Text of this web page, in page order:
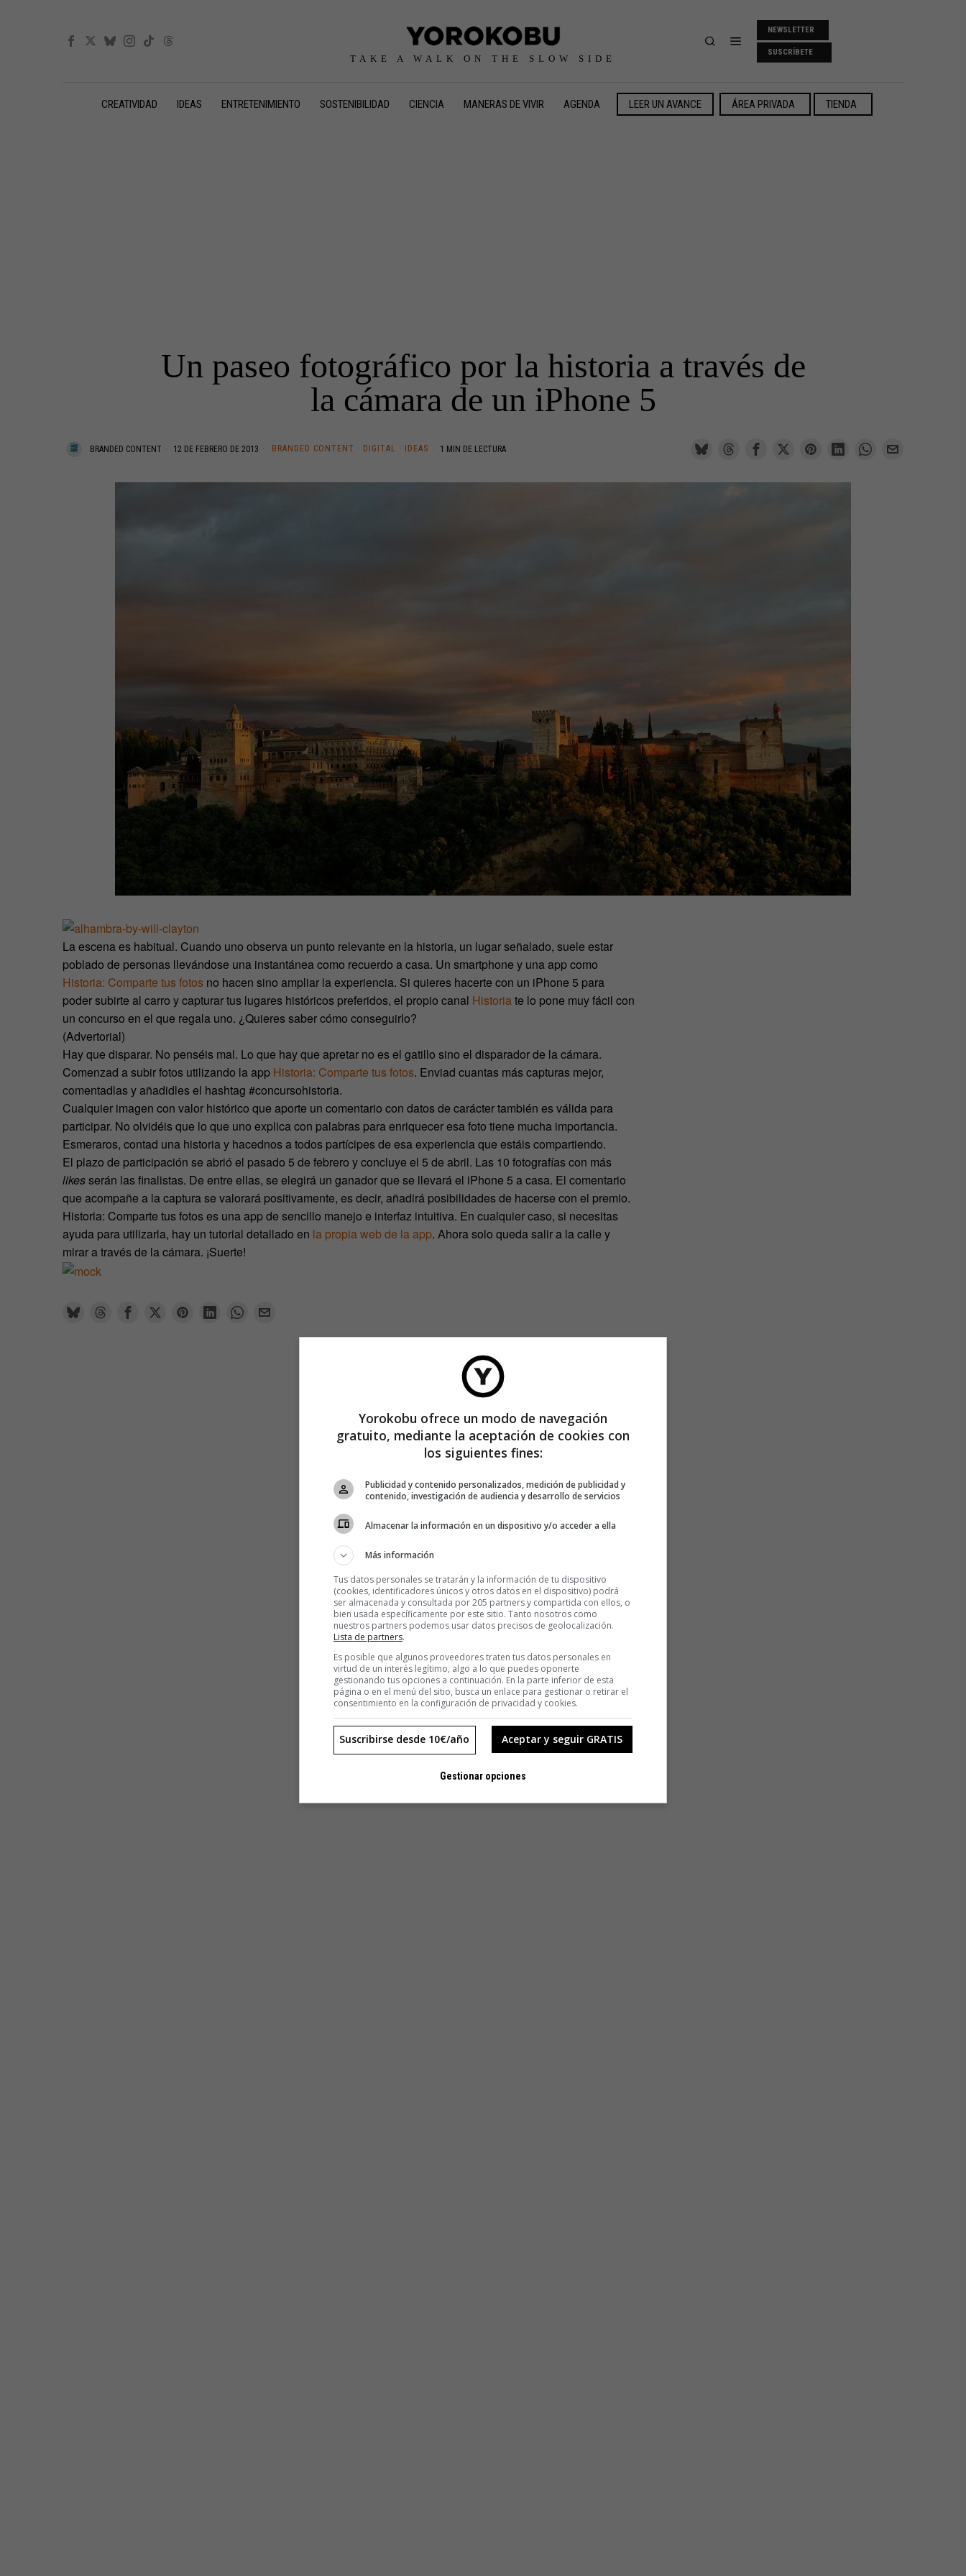
TAKE A WALK ON THE SLOW SIDE
NEWSLETTER
SUSCRÍBETE
CREATIVIDAD IDEAS ENTRETENIMIENTO SOSTENIBILIDAD CIENCIA MANERAS DE VIVIR AGENDA LEER UN AVANCE ÁREA PRIVADA TIENDA
Un paseo fotográfico por la historia a través de
la cámara de un iPhone 5
BRANDED CONTENT 12 DE FEBRERO DE 2013 BRANDED CONTENT · DIGITAL · IDEAS 1 MIN DE LECTURA
La escena es habitual. Cuando uno observa un punto relevante en la historia, un lugar señalado, suele estar
poblado de personas llevándose una instantánea como recuerdo a casa. Un smartphone y una app como
Historia: Comparte tus fotos no hacen sino ampliar la experiencia. Si quieres hacerte con un iPhone 5 para
poder subirte al carro y capturar tus lugares históricos preferidos, el propio canal Historiate lo pone muy fácil con
un concurso en el que regala uno. ¿Quieres saber cómo conseguirlo?
(Advertorial)
Hay que disparar. No penséis mal. Lo que hay que apretar no es el gatillo sino el disparador de la cámara.
Comenzad a subir fotos utilizando la app Historia: Comparte tus fotos. Enviad cuantas más capturas mejor,
comentadlas y añadidles el hashtag #concursohistoria.
Cualquier imagen con valor histórico que aporte un comentario con datos de carácter también es válida para
participar. No olvidéis que lo que uno explica con palabras para enriquecer esa foto tiene mucha importancia.
Esmeraros, contad una historia y hacednos a todos partícipes de esa experiencia que estáis compartiendo.
El plazo de participación se abrió el pasado 5 de febrero y concluye el 5 de abril. Las 10 fotografías con más
likesserán las finalistas. De entre ellas, se elegirá un ganador que se llevará el iPhone 5 a casa. El comentario
que acompañe a la captura se valorará positivamente, es decir, añadirá posibilidades de hacerse con el premio.
Historia: Comparte tus fotos es una app de sencillo manejo e interfaz intuitiva. En cualquier caso, si necesitas
ayuda para utilizarla, hay un tutorial detallado en la propia web de la app. Ahora solo queda salir a la calle y
mirar a través de la cámara. ¡Suerte!
Yorokobu ofrece un modo de navegación
gratuito, mediante la aceptación de cookies con
los siguientes fines:
Publicidad y contenido personalizados, medición de publicidad y
contenido, investigación de audiencia y desarrollo de servicios
Almacenar la información en un dispositivo y/o acceder a ella
Más información
Tus datos personales se tratarán y la información de tu dispositivo
(cookies, identificadores únicos y otros datos en el dispositivo) podrá
ser almacenada y consultada por 205 partners y compartida con ellos, o
bien usada específicamente por este sitio. Tanto nosotros como
nuestros partners podemos usar datos precisos de geolocalización.
Lista de partners.
Es posible que algunos proveedores traten tus datos personales en
virtud de un interés legítimo, algo a lo que puedes oponerte
gestionando tus opciones a continuación. En la parte inferior de esta
página o en el menú del sitio, busca un enlace para gestionar o retirar el
consentimiento en la configuración de privacidad y cookies.
Aceptar y seguir GRATIS
Suscribirse desde 10€/año
Gestionar opciones